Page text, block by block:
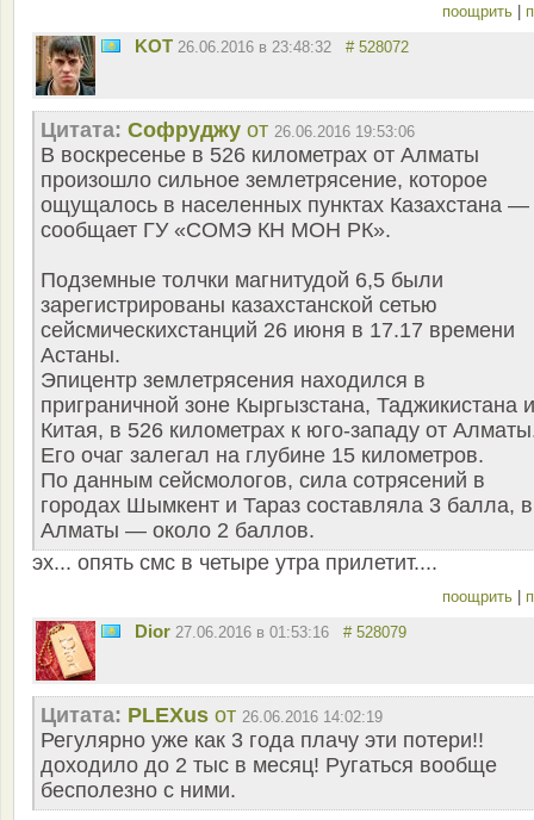
поощрить
KOT 26.06.2016 в 23:48:32 # 528072
Цитата: Софруджу от 26.06.2016 19:53:06
В воскресенье в 526 километрах от Алматы
произошло сильное землетрясение, которое
ощущалось в населенных пунктах Казахстана —
сообщает ГУ «СОМЭ КН МОН РК».
Подземные толчки магнитудой 6,5 были
зарегистрированы казахстанской сетью
сейсмическихстанций 26 июня в 17.17 времени
Астаны.
Эпицентр землетрясения находился в
приграничной зоне Кыргызстана, Таджикистана и
Китая, в 526 километрах к юго-западу от
Его очаг залегал на глубине 15 километров.
По данным сейсмологов, сила сотрясений в
городах Шымкент и Тараз составляла 3 балла, в
Алматы — около 2 баллов.
эх... опять смс в четыре утра прилетит....
поощрить
Dior 27.06.2016 в 01:53:16 # 528079
Цитата: PLEXus от 26.06.2016 14:02:19
Регулярно уже как 3 года плачу эти потери!!
доходило до 2 тыс в месяц! Ругаться вообще
бесполезно с ними.